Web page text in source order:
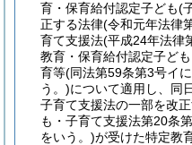
育・保育給付認定子ども(
正する法律(令和元年法律
育て支援法(平成24年法律
教育・保育給付認定子ど
育等(同法第59条第3号イ
う。)について適用し、同
子育て支援法の一部を改
も・子育て支援法第20条
をいう。)が受けた特定教